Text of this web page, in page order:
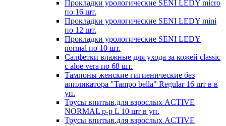
Прокладки урологические SENI LEDY micro
по 16 шт.
Прокладки урологические SENI LEDY mini
по 12 шт.
Прокладки урологические SENI LEDY
normal по 10 шт.
Салфетки влажные для ухода за кожей classic
c aloe vera по 68 шт.
Тампоны женские гигиенические без
аппликатора "Tampo bella" Regular 16 шт в в
уп.
Трусы впитыв.для взрослых ACTIVE
NORMAL р-р L 10 шт в уп.
Трусы впитыв.для взрослых ACTIVE